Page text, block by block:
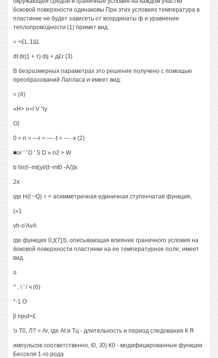
боковой поверхности одинаковы При этих условиях температура в
пластинке не будет зависеть от координаты ф и уравнение
теплопроводности (1) примет вид:
= <£L 1Ш.
dt drj1 + т} dij + д£г (3)
В безразмерных параметрах это решение получено с помощью
преобразований Лапласа и имеет вид:
= (4)
»Н> n=l V "iy
О)
0 = n = —r = — -t = — -x (2)
■or ' ' D ' S D » n2 > W
b:\\n(t--mt(yil{t~mt0 -A/)]x
2x
где H(t ~Q) = < асимметричная единичная ступенчатая функция,
(»1
vh-o'AvA
где функция 0„t(7],t), описывающая влияние граничного условия на
боковой поверхности пластинки на ее температурное поле, имеет
вид.
о
^ , \ ' / ч (6)
*-1 О
[l nput>£
'о T0, Л? = Ar, где At и Тц - длительность и период следования К R
импульсов соответственно, I0, J0) К0 - модифицированные функции
Бесселя 1-го рода